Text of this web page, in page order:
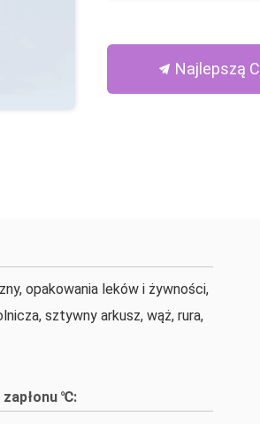
Najlepszą
opakowania leków i żywności,
sztywny arkusz, wąż, rura,
℃: